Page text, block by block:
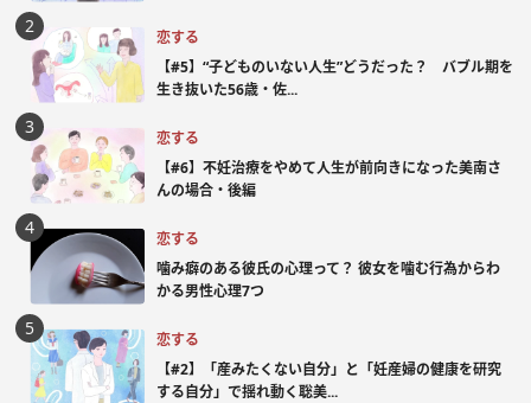
恋する
【#5】“子どものいない人生”どうだった？ バブル期を
生き抜いた56歳・佐...
恋する
【#6】不妊治療をやめて人生が前向きになった美南さ
んの場合・後編
恋する
噛み癖のある彼氏の心理って？ 彼女を噛む行為からわ
かる男性心理7つ
恋する
【#2】「産みたくない自分」と「妊産婦の健康を研究
する自分」で揺れ動く聡美...